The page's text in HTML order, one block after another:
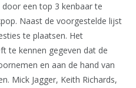
een top 3 kenbaar te
Naast de voorgestelde lijst
te plaatsen. Het
te kennen gegeven dat de
en aan de hand van
Mick Jagger, Keith Richards,